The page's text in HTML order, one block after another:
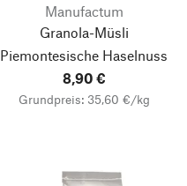
Manufactum
Granola-Müsli
Piemontesische Haselnuss
8,90 €
Grundpreis: 35,60 €/kg